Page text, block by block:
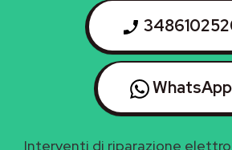
WhatsApp
Interventi di riparazione